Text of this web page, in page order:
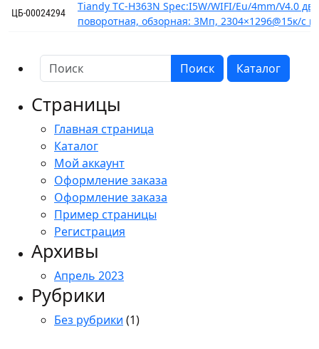
ЦБ-00024294
Tiandy TC-H363N Spec:I5W/WIFI/Eu/4mm/V4.0
поворотная, обзорная: 3Мп, 2304×1296@15к/c
Поиск Каталог
Страницы
Главная страница
Каталог
Мой аккаунт
Оформление заказа
Оформление заказа
Пример страницы
Регистрация
Архивы
Апрель 2023
Рубрики
Без рубрики (1)